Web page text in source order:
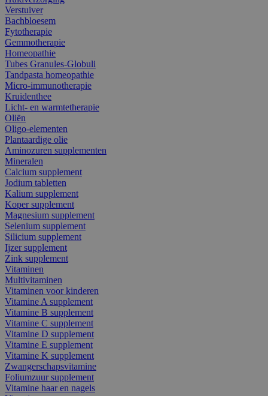
Verstuiver
Bachbloesem
Fytotherapie
Gemmotherapie
Homeopathie
Tubes Granules-Globuli
Tandpasta homeopathie
Micro-immunotherapie
Kruidenthee
Licht- en warmtetherapie
Oliën
Oligo-elementen
Plantaardige olie
Aminozuren supplementen
Mineralen
Calcium supplement
Jodium tabletten
Kalium supplement
Koper supplement
Magnesium supplement
Selenium supplement
Silicium supplement
Ijzer supplement
Zink supplement
Vitaminen
Multivitaminen
Vitaminen voor kinderen
Vitamine A supplement
Vitamine B supplement
Vitamine C supplement
Vitamine D supplement
Vitamine E supplement
Vitamine K supplement
Zwangerschapsvitamine
Foliumzuur supplement
Vitamine haar en nagels